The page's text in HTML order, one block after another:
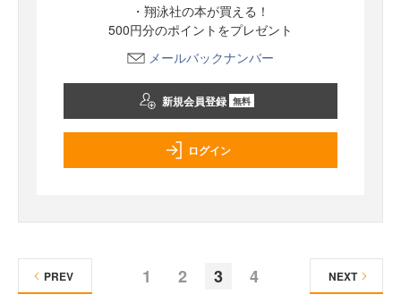
・翔泳社の本が買える！
500円分のポイントをプレゼント
メールバックナンバー
新規会員登録 無料
ログイン
1 2 3 4
PREV NEXT